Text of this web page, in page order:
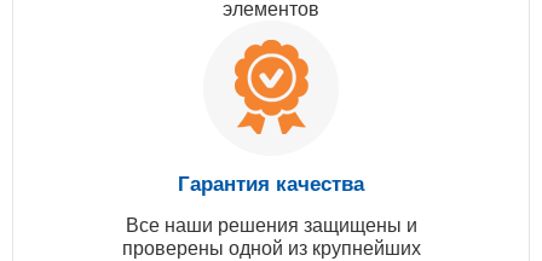
элементов
Гарантия качества
Все наши решения защищены и
проверены одной из крупнейших